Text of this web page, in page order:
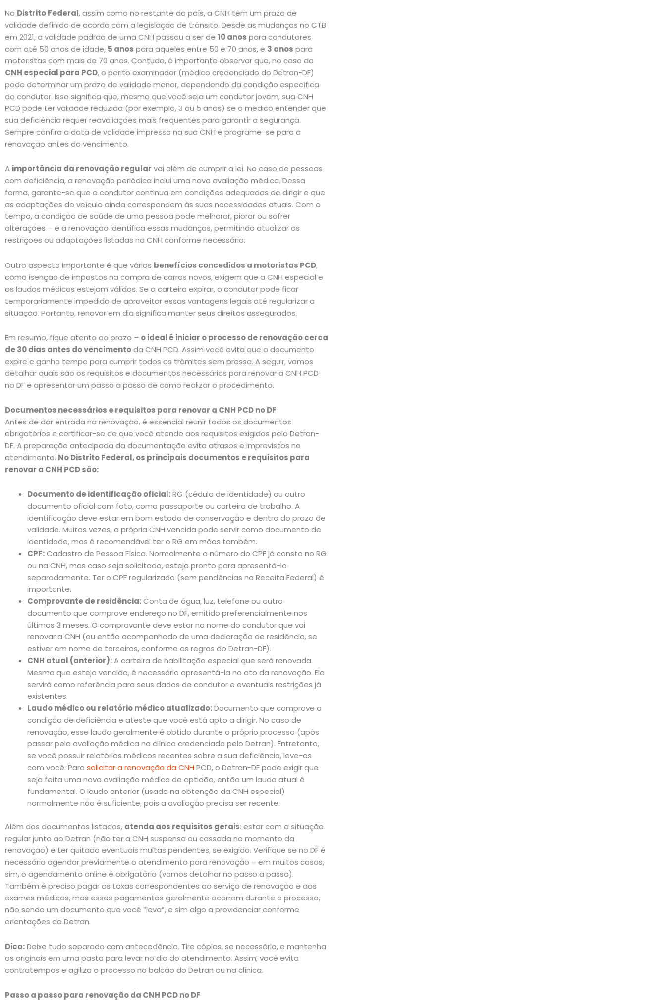
No Distrito Federal, assim como no restante do país, a CNH tem um prazo de
validade definido de acordo com a legislação de trânsito. Desde as mudanças no CTB
em 2021, a validade padrão de uma CNH passou a ser de 10 anos para condutores
com até 50 anos de idade, 5 anos para aqueles entre 50 e 70 anos, e 3 anos para
motoristas com mais de 70 anos. Contudo, é importante observar que, no caso da
CNH especial para PCD, o perito examinador (médico credenciado do Detran-DF)
pode determinar um prazo de validade menor, dependendo da condição específica
do condutor. Isso significa que, mesmo que você seja um condutor jovem, sua CNH
PCD pode ter validade reduzida (por exemplo, 3 ou 5 anos) se o médico entender que
sua deficiência requer reavaliações mais frequentes para garantir a segurança.
Sempre confira a data de validade impressa na sua CNH e programe-se para a
renovação antes do vencimento.
A importância da renovação regular vai além de cumprir a lei. No caso de pessoas
com deficiência, a renovação periódica inclui uma nova avaliação médica. Dessa
forma, garante-se que o condutor continua em condições adequadas de dirigir e que
as adaptações do veículo ainda correspondem às suas necessidades atuais. Com o
tempo, a condição de saúde de uma pessoa pode melhorar, piorar ou sofrer
alterações – e a renovação identifica essas mudanças, permitindo atualizar as
restrições ou adaptações listadas na CNH conforme necessário.
Outro aspecto importante é que vários benefícios concedidos a motoristas PCD,
como isenção de impostos na compra de carros novos, exigem que a CNH especial e
os laudos médicos estejam válidos. Se a carteira expirar, o condutor pode ficar
temporariamente impedido de aproveitar essas vantagens legais até regularizar a
situação. Portanto, renovar em dia significa manter seus direitos assegurados.
Em resumo, fique atento ao prazo – o ideal é iniciar o processo de renovação cerca
de 30 dias antes do vencimentoda CNH PCD. Assim você evita que o documento
expire e ganha tempo para cumprir todos os trâmites sem pressa. A seguir, vamos
detalhar quais são os requisitos e documentos necessários para renovar a CNH PCD
no DF e apresentar um passo a passo de como realizar o procedimento.
Documentos necessários e requisitos para renovar a CNH PCD no DF
Antes de dar entrada na renovação, é essencial reunir todos os documentos
obrigatórios e certificar-se de que você atende aos requisitos exigidos pelo Detran-
DF. A preparação antecipada da documentação evita atrasos e imprevistos no
atendimento. No Distrito Federal, os principais documentos e requisitos para
renovar a CNH PCD são:
Documento de identificação oficial:RG (cédula de identidade) ou outro
documento oficial com foto, como passaporte ou carteira de trabalho. A
identificação deve estar em bom estado de conservação e dentro do prazo de
validade. Muitas vezes, a própria CNH vencida pode servir como documento de
identidade, mas é recomendável ter o RG em mãos também.
CPF:Cadastro de Pessoa Física. Normalmente o número do CPF já consta no RG
ou na CNH, mas caso seja solicitado, esteja pronto para apresentá-lo
separadamente. Ter o CPF regularizado (sem pendências na Receita Federal) é
importante.
Comprovante de residência:Conta de água, luz, telefone ou outro
documento que comprove endereço no DF, emitido preferencialmente nos
últimos 3 meses. O comprovante deve estar no nome do condutor que vai
renovar a CNH (ou então acompanhado de uma declaração de residência, se
estiver em nome de terceiros, conforme as regras do Detran-DF).
CNH atual (anterior):A carteira de habilitação especial que será renovada.
Mesmo que esteja vencida, é necessário apresentá-la no ato da renovação. Ela
servirá como referência para seus dados de condutor e eventuais restrições já
existentes.
Laudo médico ou relatório médico atualizado:Documento que comprove a
condição de deficiência e ateste que você está apto a dirigir. No caso de
renovação, esse laudo geralmente é obtido durante o próprio processo (após
passar pela avaliação médica na clínica credenciada pelo Detran). Entretanto,
se você possuir relatórios médicos recentes sobre a sua deficiência, leve-os
com você. Para solicitar a renovação da CNH PCD, o Detran-DF pode exigir que
seja feita uma nova avaliação médica de aptidão, então um laudo atual é
fundamental. O laudo anterior (usado na obtenção da CNH especial)
normalmente não é suficiente, pois a avaliação precisa ser recente.
Além dos documentos listados, atenda aos requisitos gerais: estar com a situação
regular junto ao Detran (não ter a CNH suspensa ou cassada no momento da
renovação) e ter quitado eventuais multas pendentes, se exigido. Verifique se no DF é
necessário agendar previamente o atendimento para renovação – em muitos casos,
sim, o agendamento online é obrigatório (vamos detalhar no passo a passo).
Também é preciso pagar as taxas correspondentes ao serviço de renovação e aos
exames médicos, mas esses pagamentos geralmente ocorrem durante o processo,
não sendo um documento que você “leva”, e sim algo a providenciar conforme
orientações do Detran.
Dica:Deixe tudo separado com antecedência. Tire cópias, se necessário, e mantenha
os originais em uma pasta para levar no dia do atendimento. Assim, você evita
contratempos e agiliza o processo no balcão do Detran ou na clínica.
Passo a passo para renovação da CNH PCD no DF